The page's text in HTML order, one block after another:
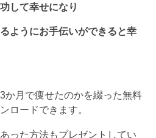
して幸せになり
ようにお手伝いができると幸
か月で痩せたのかを綴った無料
ロードできます。
った方法もプレゼントしてい